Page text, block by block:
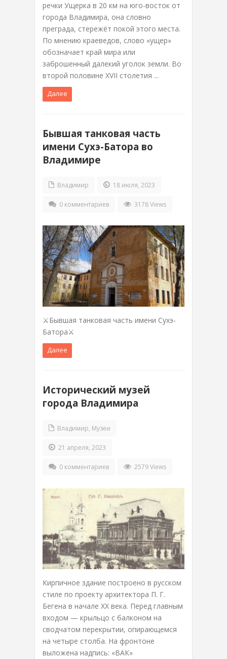
речки Ущерка в 20 км на юго-восток от
города Владимира, она словно
преграда, стережёт покой этого места.
По мнению краеведов, слово «ущер»
обозначает край мира или
заброшенный далекий уголок земли. Во
второй половине XVII столетия ...
Далее
Бывшая танковая часть
имени Сухэ-Батора во
Владимире
Владимир 18 июля, 2023
0 комментариев 3178 Views
⚔Бывшая танковая часть имени Сухэ-
Батора⚔
Далее
Исторический музей
города Владимира
Владимир, Музеи
21 апреля, 2023
0 комментариев 2579 Views
Кирпичное здание построено в русском
стиле по проекту архитектора П. Г.
Бегена в начале XX века. Перед главным
входом — крыльцо с балконом на
сводчатом перекрытии, опирающемся
на четыре столба. На фронтоне
выложена надпись: «ВАК»